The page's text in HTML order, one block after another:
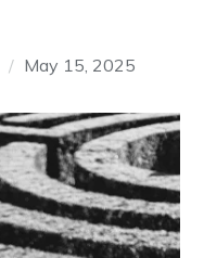
May 15, 2025